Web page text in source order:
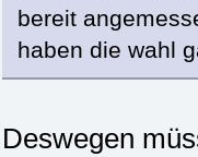
bereit
haben die wahl
Deswegen